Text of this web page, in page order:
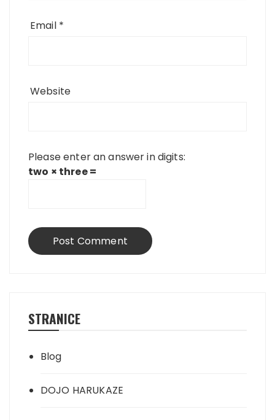
Email *
Website
Please enter an answer in digits:
two × three =
STRANICE
Blog
DOJO HARUKAZE